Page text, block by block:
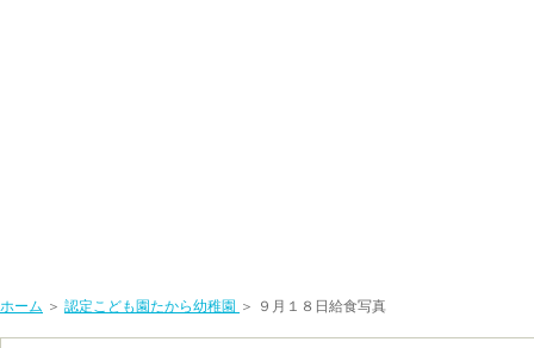
ホーム ＞ 認定こども園たから幼稚園 ＞ ９月１８日給食写真